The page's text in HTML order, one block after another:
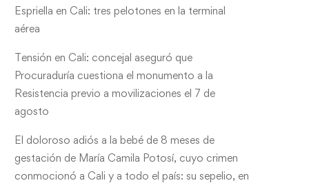
Espriella en Cali: tres pelotones en la terminal
aérea
Tensión en Cali: concejal aseguró que
Procuraduría cuestiona el monumento a la
Resistencia previo a movilizaciones el 7 de
agosto
El doloroso adiós a la bebé de 8 meses de
gestación de María Camila Potosí, cuyo crimen
conmocionó a Cali y a todo el país: su sepelio, en